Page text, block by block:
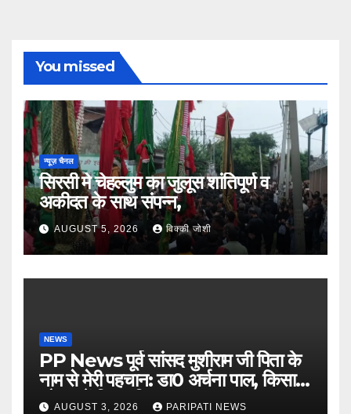
You missed
न्यूज़ चैनल
सिरसी मे चेहल्लुम का जुलूस शांतिपूर्ण व
अकीदत के साथ संपन्न,
AUGUST 5, 2026 विक्की जोशी
NEWS
PP News पूर्व सांसद मुशीराम जी पिता के
नाम से मेरी पहचान: डा0 अर्चना पाल, किसान
चौपाल में दिया परिचय
AUGUST 3, 2026 PARIPATI NEWS